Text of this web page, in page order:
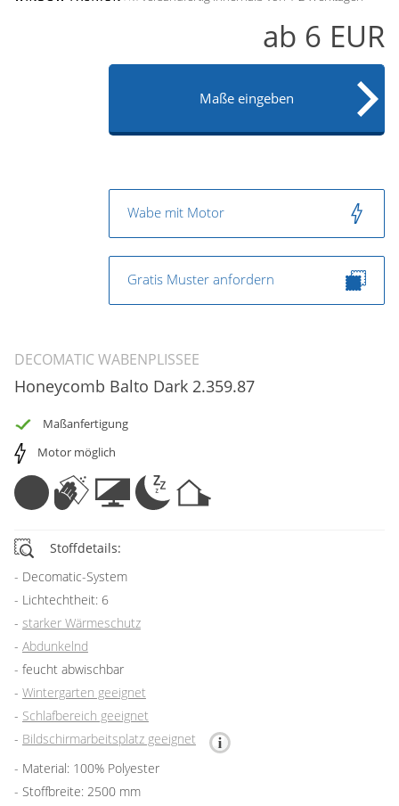
DECOMATIC WABENPLISSEE
Honeycomb Balto Dark 2.359.87
Maßanfertigung
Motor möglich
Stoffdetails:
Decomatic-System
Lichtechtheit: 6
starker Wärmeschutz
Abdunkelnd
feucht abwischbar
Wintergarten geeignet
Schlafbereich geeignet
Bildschirmarbeitsplatz geeignet
Material: 100% Polyester
Stoffbreite: 2500 mm
ab 6 EUR
Maße eingeben
Wabe mit Motor
Gratis Muster anfordern